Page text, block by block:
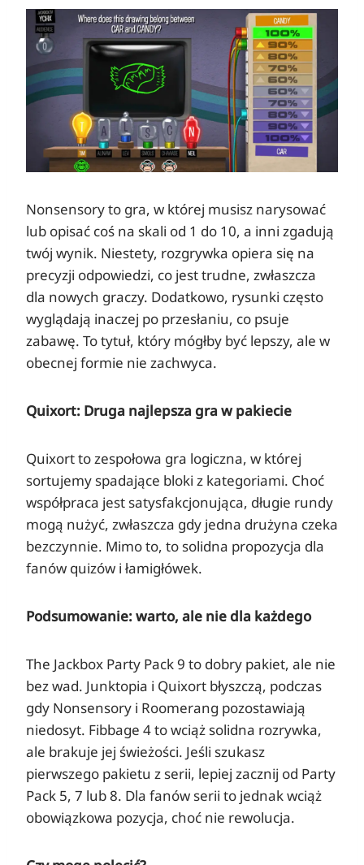
Nonsensory to gra, w której musisz narysować
lub opisać coś na skali od 1 do 10, a inni zgadują
twój wynik. Niestety, rozgrywka opiera się na
precyzji odpowiedzi, co jest trudne, zwłaszcza
dla nowych graczy. Dodatkowo, rysunki często
wyglądają inaczej po przesłaniu, co psuje
zabawę. To tytuł, który mógłby być lepszy, ale w
obecnej formie nie zachwyca.
Quixort: Druga najlepsza gra w pakiecie
Quixort to zespołowa gra logiczna, w której
sortujemy spadające bloki z kategoriami. Choć
współpraca jest satysfakcjonująca, długie rundy
mogą nużyć, zwłaszcza gdy jedna drużyna czeka
bezczynnie. Mimo to, to solidna propozycja dla
fanów quizów i łamigłówek.
Podsumowanie: warto, ale nie dla każdego
The Jackbox Party Pack 9 to dobry pakiet, ale nie
bez wad. Junktopia i Quixort błyszczą, podczas
gdy Nonsensory i Roomerang pozostawiają
niedosyt. Fibbage 4 to wciąż solidna rozrywka,
ale brakuje jej świeżości. Jeśli szukasz
pierwszego pakietu z serii, lepiej zacznij od Party
Pack 5, 7 lub 8. Dla fanów serii to jednak wciąż
obowiązkowa pozycja, choć nie rewolucja.